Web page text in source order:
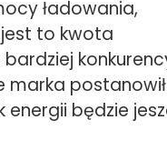
ładowania,
to kwota
marka
energii będzie